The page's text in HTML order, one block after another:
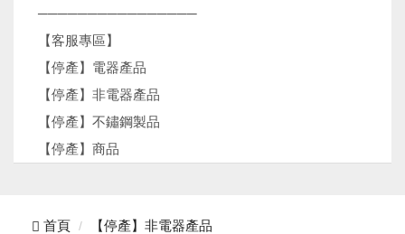
────────────────
【客服專區】
【停產】電器產品
【停產】非電器產品
【停產】不鏽鋼製品
【停產】商品
首頁 【停產】非電器產品